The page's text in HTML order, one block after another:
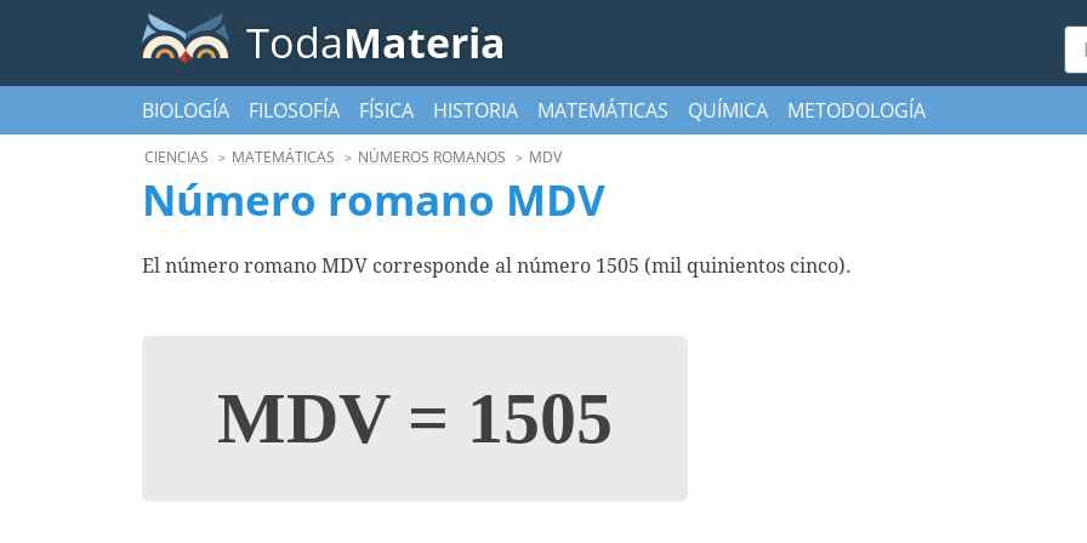
TodaMateria
BIOLOGÍA FILOSOFÍA FÍSICA HISTORIA MATEMÁTICAS QUÍMICA METODOLOGÍA
CIENCIAS MATEMÁTICAS NÚMEROS ROMANOS MDV
Número romano MDV
El número romano MDV corresponde al número 1505 (mil quinientos cinco).
MDV = 1505